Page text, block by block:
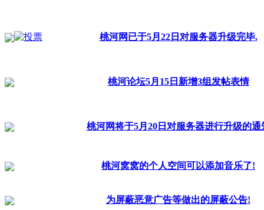
桃河网已于5月22日对服务器升级完毕.
桃河论坛5月15日新增3组发帖表情
桃河网将于5月20日对服务器进行升级的通
桃河窝窝的个人空间可以添加音乐了!
为屏蔽恶意广告等做出的屏蔽公告!